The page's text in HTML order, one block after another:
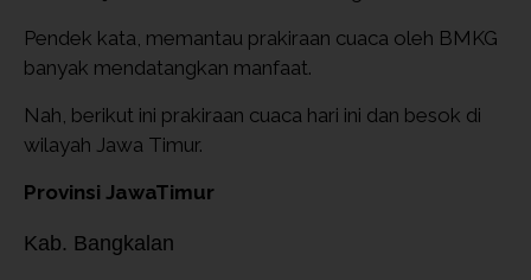
Pendek kata, memantau prakiraan cuaca oleh BMKG
banyak mendatangkan manfaat.
Nah, berikut ini prakiraan cuaca hari ini dan besok di
wilayah Jawa Timur.
Provinsi JawaTimur
Kab. Bangkalan